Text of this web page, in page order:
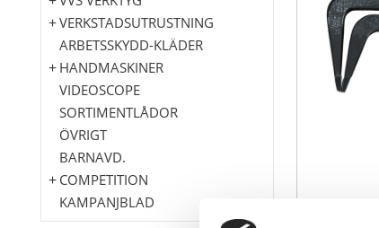
VERKSTADSUTRUSTNING
ARBETSSKYDD-KLÄDER
HANDMASKINER
VIDEOSCOPE
SORTIMENTLÅDOR
ÖVRIGT
BARNAVD.
COMPETITION
KAMPANJBLAD